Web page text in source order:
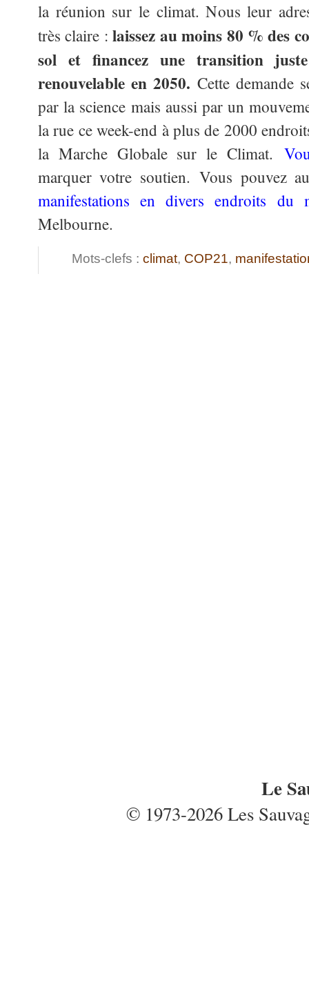
la réunion sur le climat. Nous leur
très claire :laissez au moins 80 % des
sol et financez une transition
renouvelable en 2050.Cette demande
par la science mais aussi par un
la rue ce week-end à plus de 2000
la Marche Globale sur le Climat.
marquer votre soutien. Vous pouvez
manifestations en divers endroits du
Melbourne.
Mots-clefs : climat, COP21,
Le
© 1973-2026 Les